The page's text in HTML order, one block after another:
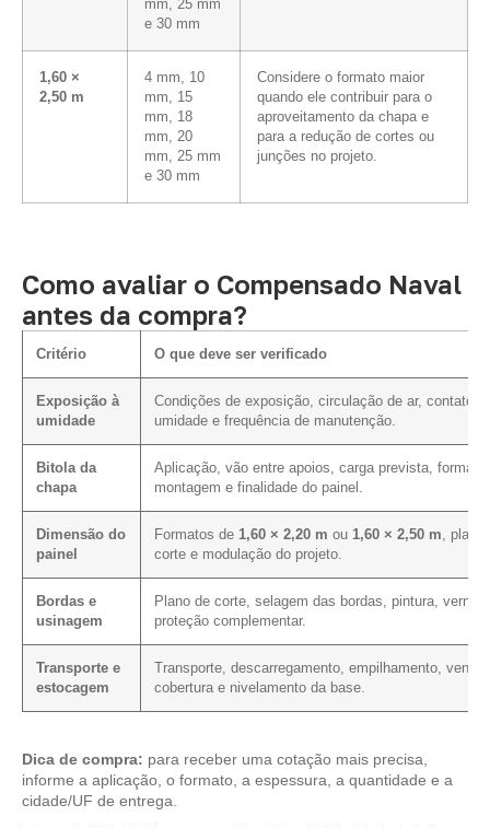
mm, 25 mm
e 30 mm
1,60 ×
2,50 m
4 mm, 10
mm, 15
mm, 18
mm, 20
mm, 25 mm
e 30 mm
Considere o formato maior
quando ele contribuir para o
aproveitamento da chapa e
para a redução de cortes ou
junções no projeto.
Como avaliar o Compensado Naval
antes da compra?
Critério O que deve ser verificado
Exposição à
umidade
Condições de exposição, circulação de ar, contato
umidade e frequência de manutenção.
Bitola da
chapa
Aplicação, vão entre apoios, carga prevista, forma
montagem e finalidade do painel.
Dimensão do
painel
Formatos de 1,60 × 2,20 m ou 1,60 × 2,50 m, plano
corte e modulação do projeto.
Bordas e
usinagem
Plano de corte, selagem das bordas, pintura, verniz
proteção complementar.
Transporte e
estocagem
Transporte, descarregamento, empilhamento,
cobertura e nivelamento da base.
Dica de compra: para receber uma cotação mais precisa,
informe a aplicação, o formato, a espessura, a quantidade e a
cidade/UF de entrega.